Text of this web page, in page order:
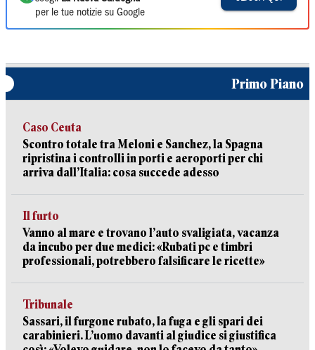
per le tue notizie su Google
Primo Piano
Caso Ceuta
Scontro totale tra Meloni e Sanchez, la Spagna
ripristina i controlli in porti e aeroporti per chi
arriva dall’Italia: cosa succede adesso
Il furto
Vanno al mare e trovano l’auto svaligiata, vacanza
da incubo per due medici: «Rubati pc e timbri
professionali, potrebbero falsificare le ricette»
Tribunale
Sassari, il furgone rubato, la fuga e gli spari dei
carabinieri. L’uomo davanti al giudice si giustifica